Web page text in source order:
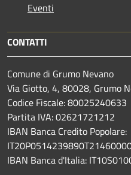
Eventi
CONTATTI
Comune di Grumo Nevano
Via Giotto, 4, 80028, Grumo
Codice Fiscale: 80025240633
Partita IVA: 02621721212
IBAN Banca Credito Popolare:
IBAN Banca d'Italia: